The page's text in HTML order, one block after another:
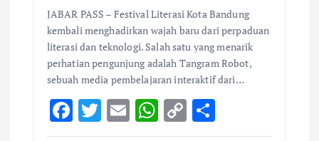
JABAR PASS – Festival Literasi Kota Bandung
kembali menghadirkan wajah baru dari perpaduan
literasi dan teknologi. Salah satu yang menarik
perhatian pengunjung adalah Tangram Robot,
sebuah media pembelajaran interaktif dari…
F
ac
T
w
E
m
W
h
C
o
S
h